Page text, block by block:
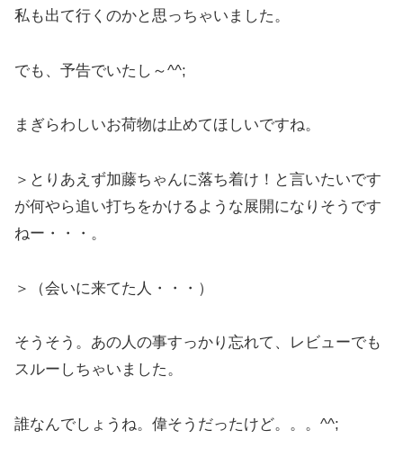
私も出て行くのかと思っちゃいました。
でも、予告でいたし～^^;
まぎらわしいお荷物は止めてほしいですね。
＞とりあえず加藤ちゃんに落ち着け！と言いたいです
が何やら追い打ちをかけるような展開になりそうです
ねー・・・。
＞（会いに来てた人・・・）
そうそう。あの人の事すっかり忘れて、レビューでも
スルーしちゃいました。
誰なんでしょうね。偉そうだったけど。。。^^;